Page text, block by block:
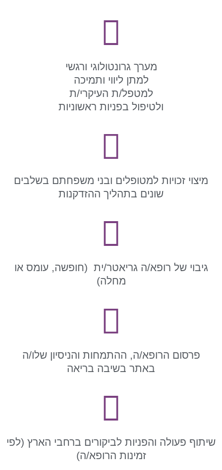
מערך גרונטולוגי ורגשי
למתן ליווי ותמיכה
למטפל/ת העיקרי/ת
ולטיפול בפניות ראשוניות
מיצוי זכויות למטופלים ובני משפחתם בשלבים
שונים בתהליך ההזדקנות
גיבוי של רופא/ה גריאטר/ית (חופשה, עומס או
מחלה)
פרסום הרופא/ה, ההתמחות והניסיון שלו/ה
באתר בשיבה בריאה
שיתוף פעולה והפניות לביקורים ברחבי הארץ (לפי
זמינות הרופא/ה)